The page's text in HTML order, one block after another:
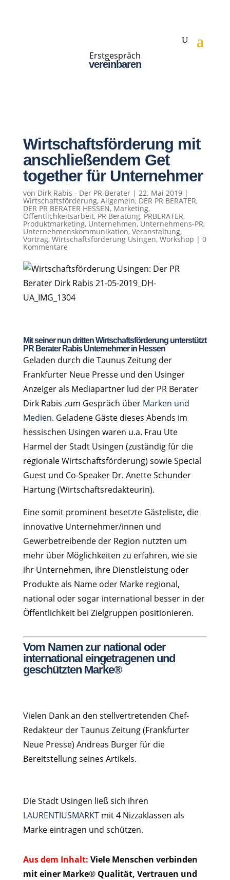
Erstgespräch
vereinbaren
Wirtschaftsförderung mit
anschließendem Get
together für Unternehmer
von Dirk Rabis - Der PR-Berater| 22. Mai 2019|
Wirtschaftsförderung, Allgemein, DER PR BERATER,
DER PR BERATER HESSEN,Marketing,
Öffentlichkeitsarbeit, PR Beratung, PRBERATER,
Produktmarketing, Unternehmen,Unternehmens-PR,
Unternehmenskommunikation, Veranstaltung,
Vortrag, Wirtschaftsförderung Usingen, Workshop | 0
Kommentare
Mit seiner nun dritten Wirtschaftsförderung unterstützt
PR Berater Rabis Unternehmer in Hessen
Geladen durch die Taunus Zeitung der
Frankfurter Neue Presse und den Usinger
Anzeiger als Mediapartner lud der PR Berater
Dirk Rabis zum Gespräch über Marken und
Medien. Geladene Gäste dieses Abends im
hessischen Usingen waren u.a. Frau Ute
Harmel der Stadt Usingen (zuständig für die
regionale Wirtschaftsförderung) sowie Special
Guest und Co-Speaker Dr. Anette Schunder
Hartung (Wirtschaftsredakteurin).
Eine somit prominent besetzte Gästeliste, die
innovative Unternehmer/innen und
Gewerbetreibende der Region nutzten um
mehr über Möglichkeiten zu erfahren, wie sie
ihr Unternehmen, ihre Dienstleistung oder
Produkte als Name oder Marke regional,
national oder sogar international besser in der
Öffentlichkeit bei Zielgruppen positionieren.
Vom Namen zur national oder
international eingetragenen und
geschützten Marke®
Vielen Dank an den stellvertretenden Chef-
Redakteur der Taunus Zeitung (Frankfurter
Neue Presse) Andreas Burger für die
Bereitstellung seines Artikels.
Die Stadt Usingen ließ sich ihren
LAURENTIUSMARKTmit 4 Nizzaklassen als
Marke eintragen und schützen.
Aus dem Inhalt: Viele Menschen verbinden
mit einer Marke® Qualität, Vertrauen und